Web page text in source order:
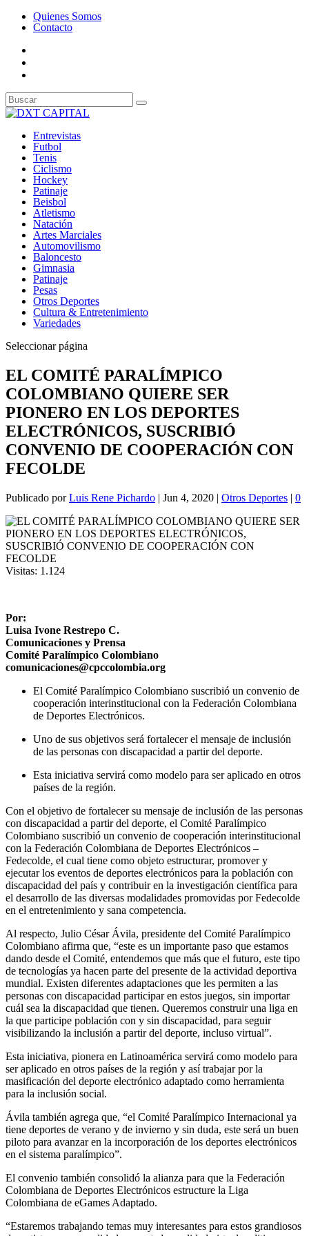
Quienes Somos
Contacto
Entrevistas
Futbol
Tenis
Ciclismo
Hockey
Patinaje
Beisbol
Atletismo
Natación
Artes Marciales
Automovilismo
Baloncesto
Gimnasia
Patinaje
Pesas
Otros Deportes
Cultura & Entretenimiento
Variedades
Seleccionar página
EL COMITÉ PARALÍMPICO
COLOMBIANO QUIERE SER
PIONERO EN LOS DEPORTES
ELECTRÓNICOS, SUSCRIBIÓ
CONVENIO DE COOPERACIÓN CON
FECOLDE
Publicado porLuis Rene Pichardo | Jun 4, 2020 | Otros Deportes | 0
Visitas: 1.124
Por:
Luisa Ivone Restrepo C.
Comunicaciones y Prensa
Comité Paralímpico Colombiano
comunicaciones@cpccolombia.org
El Comité Paralímpico Colombiano suscribió un convenio de
cooperación interinstitucional con la Federación Colombiana
de Deportes Electrónicos.
Uno de sus objetivos será fortalecer el mensaje de inclusión
de las personas con discapacidad a partir del deporte.
Esta iniciativa servirá como modelo para ser aplicado en otros
países de la región.
Con el objetivo de fortalecer su mensaje de inclusión de las personas
con discapacidad a partir del deporte, el Comité Paralímpico
Colombiano suscribió un convenio de cooperación interinstitucional
con la Federación Colombiana de Deportes Electrónicos –
Fedecolde, el cual tiene como objeto estructurar, promover y
ejecutar los eventos de deportes electrónicos para la población con
discapacidad del país y contribuir en la investigación científica para
el desarrollo de las diversas modalidades promovidas por Fedecolde
en el entretenimiento y sana competencia.
Al respecto, Julio César Ávila, presidente del Comité Paralímpico
Colombiano afirma que, “este es un importante paso que estamos
dando desde el Comité, entendemos que más que el futuro, este tipo
de tecnologías ya hacen parte del presente de la actividad deportiva
mundial. Existen diferentes adaptaciones que les permiten a las
personas con discapacidad participar en estos juegos, sin importar
cuál sea la discapacidad que tienen. Queremos construir una liga en
la que participe población con y sin discapacidad, para seguir
visibilizando la inclusión a partir del deporte, incluso virtual”.
Esta iniciativa, pionera en Latinoamérica servirá como modelo para
ser aplicado en otros países de la región y así trabajar por la
masificación del deporte electrónico adaptado como herramienta
para la inclusión social.
Ávila también agrega que, “el Comité Paralímpico Internacional ya
tiene deportes de verano y de invierno y sin duda, este será un buen
piloto para avanzar en la incorporación de los deportes electrónicos
en el sistema paralímpico”.
El convenio también consolidó la alianza para que la Federación
Colombiana de Deportes Electrónicos estructure la Liga
Colombiana de eGames Adaptado.
“Estaremos trabajando temas muy interesantes para estos grandiosos